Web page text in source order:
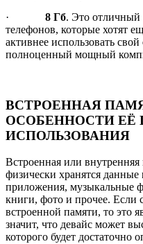
·
8 Гб. Это отличный
телефонов, которые хотят
активнее использовать
полноценный мощный
ВСТРОЕННАЯ
ОСОБЕННОСТИ ЕЁ
ИСПОЛЬЗОВАНИЯ
Встроенная или внутренняя
физически хранятся
приложения, музыкальные
книги, фото и прочее. Если
встроенной памяти, то это
значит, что девайс может
которого будет достаточно